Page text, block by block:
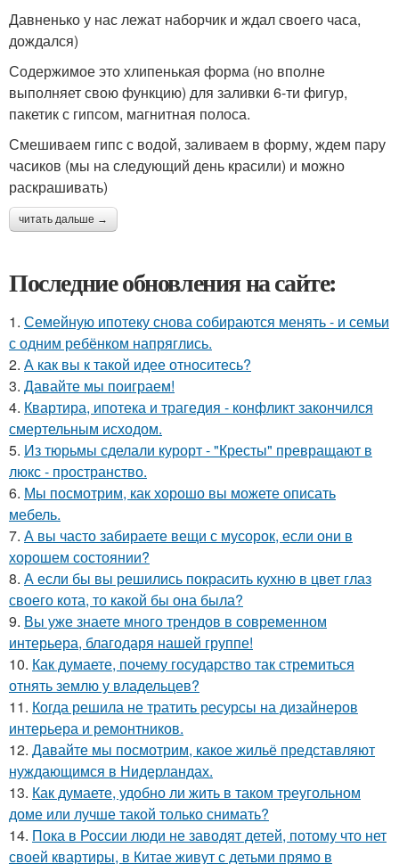
Давненько у нас лежат наборчик и ждал своего часа,
дождался)
Содержимое это хлипенькая форма (но вполне
выполняет свою функцию) для заливки 6-ти фигур,
пакетик с гипсом, магнитная полоса.
Смешиваем гипс с водой, заливаем в форму, ждем пару
часиков (мы на следующий день красили) и можно
раскрашивать)
читать дальше →
Последние обновления на сайте:
1. Семейную ипотеку снова собираются менять - и семьи
с одним ребёнком напряглись.
2. А как вы к такой идее относитесь?
3. Давайте мы поиграем!
4. Квартира, ипотека и трагедия - конфликт закончился
смертельным исходом.
5. Из тюрьмы сделали курорт - "Кресты" превращают в
люкс - пространство.
6. Мы посмотрим, как хорошо вы можете описать
мебель.
7. А вы часто забираете вещи с мусорок, если они в
хорошем состоянии?
8. А если бы вы решились покрасить кухню в цвет глаз
своего кота, то какой бы она была?
9. Вы уже знаете много трендов в современном
интерьера, благодаря нашей группе!
10. Как думаете, почему государство так стремиться
отнять землю у владельцев?
11. Когда решила не тратить ресурсы на дизайнеров
интерьера и ремонтников.
12. Давайте мы посмотрим, какое жильё представляют
нуждающимся в Нидерландах.
13. Как думаете, удобно ли жить в таком треугольном
доме или лучше такой только снимать?
14. Пока в России люди не заводят детей, потому что нет
своей квартиры, в Китае живут с детьми прямо в